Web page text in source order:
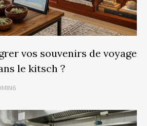
vos souvenirs de voyage
le kitsch ?